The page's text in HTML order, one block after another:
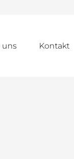
uns Kontakt